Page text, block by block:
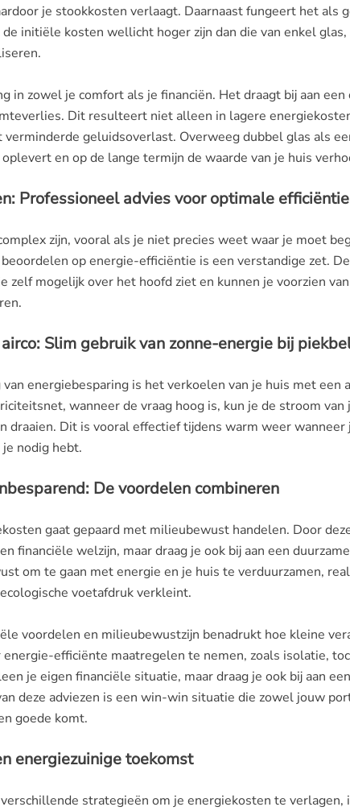
je stookkosten verlaagt. Daarnaast fungeert het als
initiële kosten wellicht hoger zijn dan die van enkel
in zowel je comfort als je financiën. Het draagt bij aan
Dit resulteert niet alleen in lagere
geluidsoverlast. Overweeg dubbel glas als
en op de lange termijn de waarde van je huis
Professioneel advies voor optimale efficiëntie
zijn, vooral als je niet precies weet waar je moet
op energie-efficiëntie is een verstandige zet.
zelf mogelijk over het hoofd ziet en kunnen je voorzien
Slim gebruik van zonne-energie bij
energiebesparing is het verkoelen van je huis met een
wanneer de vraag hoog is, kun je de stroom van
draaien. Dit is vooral effectief tijdens warm weer wanneer
nodig hebt.
De voordelen combineren
gaat gepaard met milieubewust handelen. Door
financiële welzijn, maar draag je ook bij aan een
om te gaan met energie en je huis te verduurzamen,
voetafdruk verkleint.
voordelen en milieubewustzijn benadrukt hoe kleine
energie-efficiënte maatregelen te nemen, zoals isolatie,
je eigen financiële situatie, maar draag je ook bij aan
deze adviezen is een win-win situatie die zowel jouw
goede komt.
energiezuinige toekomst
strategieën om je energiekosten te verlagen,